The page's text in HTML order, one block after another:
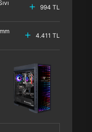
994 TL
4.411 TL